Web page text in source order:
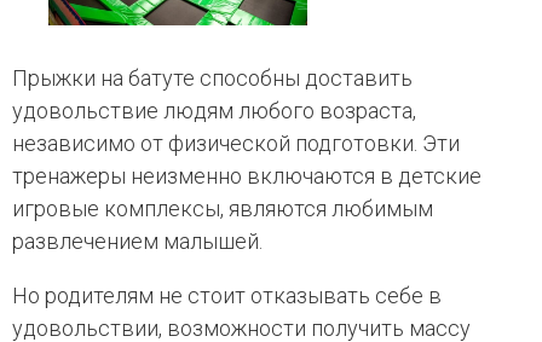
Прыжки на батуте способны доставить
удовольствие людям любого возраста,
независимо от физической подготовки. Эти
тренажеры неизменно включаются в детские
игровые комплексы, являются любимым
развлечением малышей.
Но родителям не стоит отказывать себе в
удовольствии, возможности получить массу